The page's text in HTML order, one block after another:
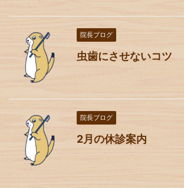
院長ブログ
虫歯にさせないコツ
院長ブログ
2月の休診案内